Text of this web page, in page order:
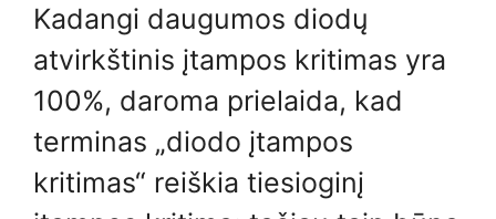
Kadangi daugumos diodų
atvirkštinis įtampos kritimas yra
100%, daroma prielaida, kad
terminas „diodo įtampos
kritimas“ reiškia tiesioginį